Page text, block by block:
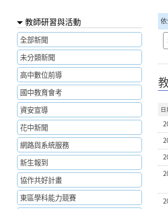
教師研習與活動
全部新聞
未分類新聞
高中數位前導
國中教育會考
資安宣導
花中新聞
網路與系統服務
新生報到
協作共好計畫
東區學科能力競賽